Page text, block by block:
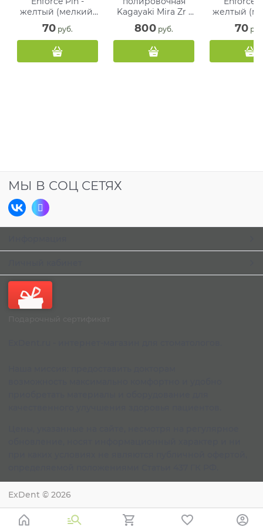
желтый (мелкий)
диск для
полировки
композитов (1 шт)
70 руб.
Kagayaki Mira Zr -
для чистки и
полировки
композитов, банка
(50 г)
800 руб.
желтый
пуля
70
МЫ В СОЦ СЕТЯХ
ExDent © 2026